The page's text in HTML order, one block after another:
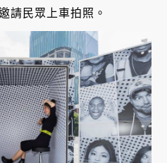
請民眾上車拍照。